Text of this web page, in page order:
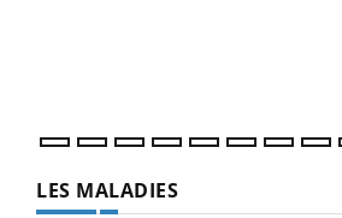
LES MALADIES